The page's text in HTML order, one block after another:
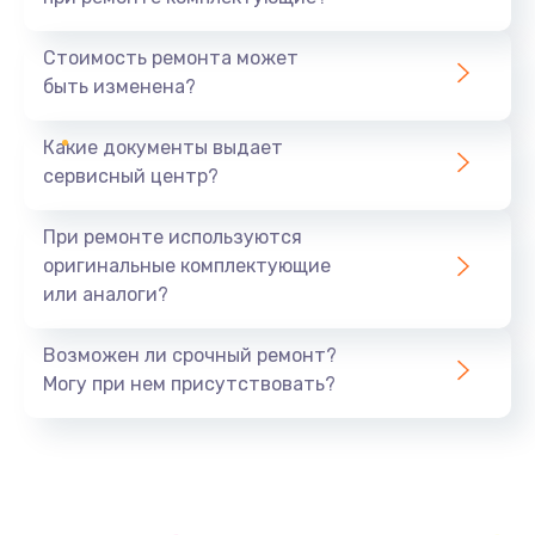
595 руб.
Восстановление цепей питания телефона
Заказать
Замена кнопки включения телефона
Заказать
Стоимость ремонта может
быть изменена?
Какие документы выдает
сервисный центр?
При ремонте используются
оригинальные комплектующие
или аналоги?
Возможен ли срочный ремонт?
Могу при нем присутствовать?